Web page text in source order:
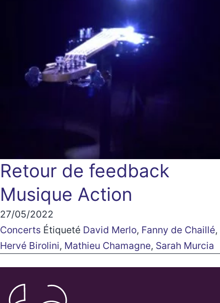
Retour de feedback
Musique Action
27/05/2022
Concerts Étiqueté David Merlo, Fanny de Chaillé,
Hervé Birolini, Mathieu Chamagne, Sarah Murcia